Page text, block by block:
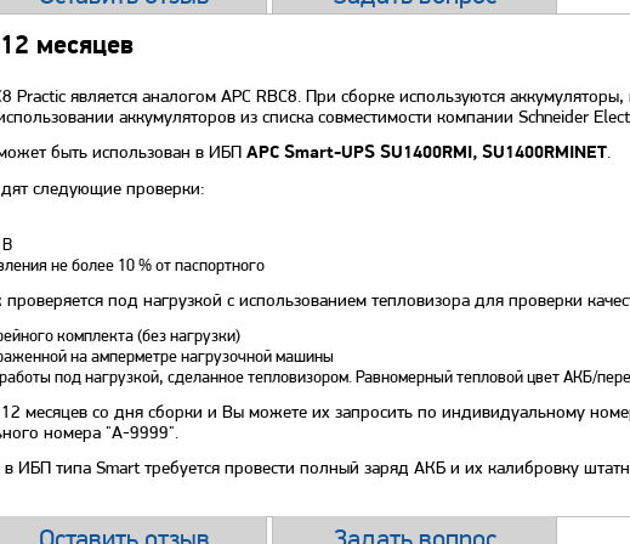
месяцев
является аналогом APC RBC8. При сборке используются
аккумуляторов из списка совместимости компании Schneider
быть использован в ИБП APC Smart-UPS SU1400RMI, SU1400RMINET.
следующие проверки:
В
не более 10 % от паспортного
под нагрузкой с использованием тепловизора для проверки
комплекта (без нагрузки)
на амперметре нагрузочной машины
под нагрузкой, сделанное тепловизором. Равномерный тепловой цвет АКБ/
месяцев со дня сборки и Вы можете их запросить по индивидуальному
номера "А-9999".
ИБП типа Smart требуется провести полный заряд АКБ и их калибровку